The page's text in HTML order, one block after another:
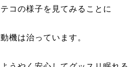
テコの様子を見てみることに
動機は治っています。